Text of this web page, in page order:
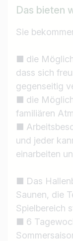
Das bieten
Sie
■ die
dass sich
gegenseitig
■ die
familiären
■
und jeder
einarbeiten
■ Das
Saunen, die
Spielbereich
■ 6